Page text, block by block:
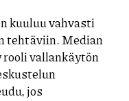
kuuluu vahvasti
tehtäviin. Median
vallankäytön
jos